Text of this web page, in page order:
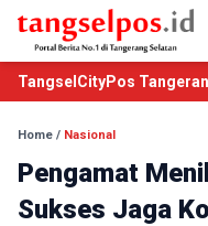
TangselCityPos
Home / Nasional
Pengamat
Sukses Jaga